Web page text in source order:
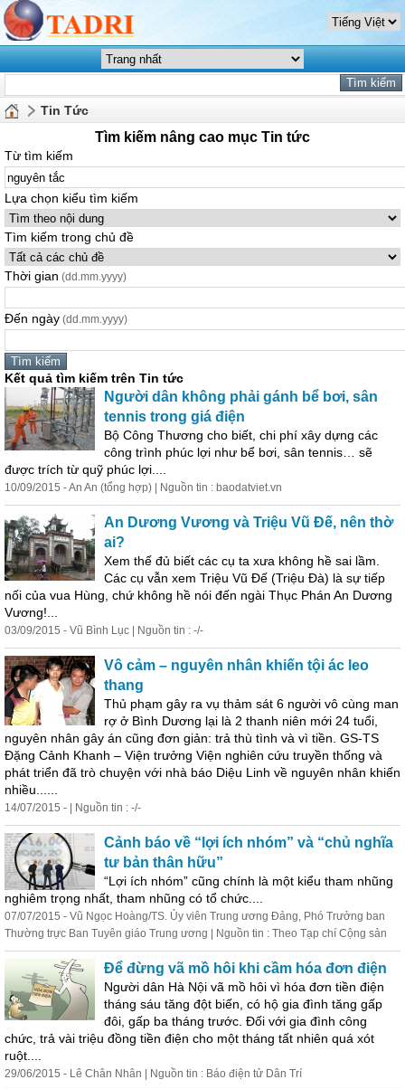
Tin Tức
Tìm kiếm nâng cao mục Tin tức
Từ tìm kiếm
Lựa chọn kiểu tìm kiếm
Tìm kiếm trong chủ đề
Thời gian (dd.mm.yyyy)
Đến ngày (dd.mm.yyyy)
Kết quả tìm kiếm trên Tin tức
Người dân không phải gánh bể bơi, sân
tennis trong giá điện
Bộ Công Thương cho biết, chi phí xây dựng các
công trình phúc lợi như bể bơi, sân tennis… sẽ
được trích từ quỹ phúc lợi....
10/09/2015 - An An (tổng hợp) | Nguồn tin : baodatviet.vn
An Dương Vương và Triệu Vũ Đế, nên thờ
ai?
Xem thế đủ biết các cụ ta xưa không hề sai lầm.
Các cụ vẫn xem Triệu Vũ Đế (Triệu Đà) là sự tiếp
nối của vua Hùng, chứ không hề nói đến ngài Thục Phán An Dương
Vương!...
03/09/2015 - Vũ Bình Lục | Nguồn tin : -/-
Vô cảm – nguyên nhân khiến tội ác leo
thang
Thủ phạm gây ra vụ thảm sát 6 người vô cùng man
rợ ở Bình Dương lại là 2 thanh niên mới 24 tuổi,
nguyên nhân gây án cũng đơn giản: trả thù tình và vì tiền. GS-TS
Đặng Cảnh Khanh – Viện trưởng Viện nghiên cứu truyền thống và
phát triển đã trò chuyện với nhà báo Diệu Linh về nguyên nhân khiến
nhiều......
14/07/2015 - | Nguồn tin : -/-
Cảnh báo về “lợi ích nhóm” và “chủ nghĩa
tư bản thân hữu”
“Lợi ích nhóm” cũng chính là một kiểu tham nhũng
nghiêm trọng nhất, tham nhũng có tổ chức....
07/07/2015 - Vũ Ngọc Hoàng/TS. Ủy viên Trung ương Đảng, Phó Trưởng ban
Thường trực Ban Tuyên giáo Trung ương | Nguồn tin : Theo Tạp chí Cộng sản
Để đừng vã mồ hôi khi cầm hóa đơn điện
Người dân Hà Nội vã mồ hôi vì hóa đơn tiền điện
tháng sáu tăng đột biến, có hộ gia đình tăng gấp
đôi, gấp ba tháng trước. Đối với gia đình công
chức, trả vài triệu đồng tiền điện cho một tháng tất nhiên quá xót
ruột....
29/06/2015 - Lê Chân Nhân | Nguồn tin : Báo điện tử Dân Trí